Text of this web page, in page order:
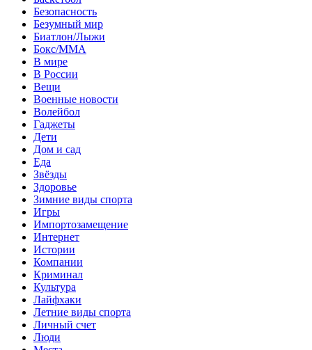
Безопасность
Безумный мир
Биатлон/Лыжи
Бокс/MMA
В мире
В России
Вещи
Военные новости
Волейбол
Гаджеты
Дети
Дом и сад
Еда
Звёзды
Здоровье
Зимние виды спорта
Игры
Импортозамещение
Интернет
Истории
Компании
Криминал
Культура
Лайфхаки
Летние виды спорта
Личный счет
Люди